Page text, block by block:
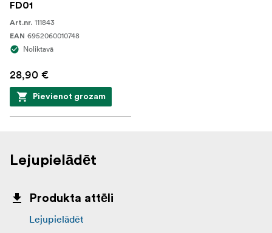
FD01
Art.nr. 111843
EAN 6952060010748
Noliktavā
28,90 €
Pievienot grozam
Lejupielādēt
Produkta attēli
Lejupielādēt